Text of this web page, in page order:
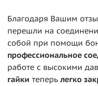
Благодаря Вашим
перешли на
собой при помощи
профессиональное
работе с высокими
гайки теперь легко